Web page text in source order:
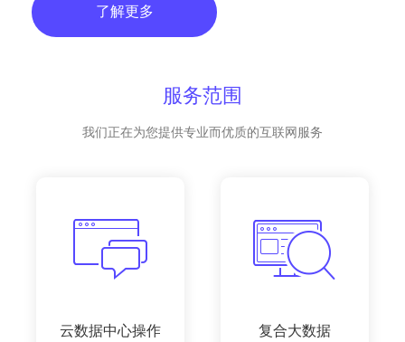
了解更多
服务范围
我们正在为您提供专业而优质的互联网服务
云数据中心操作 复合大数据